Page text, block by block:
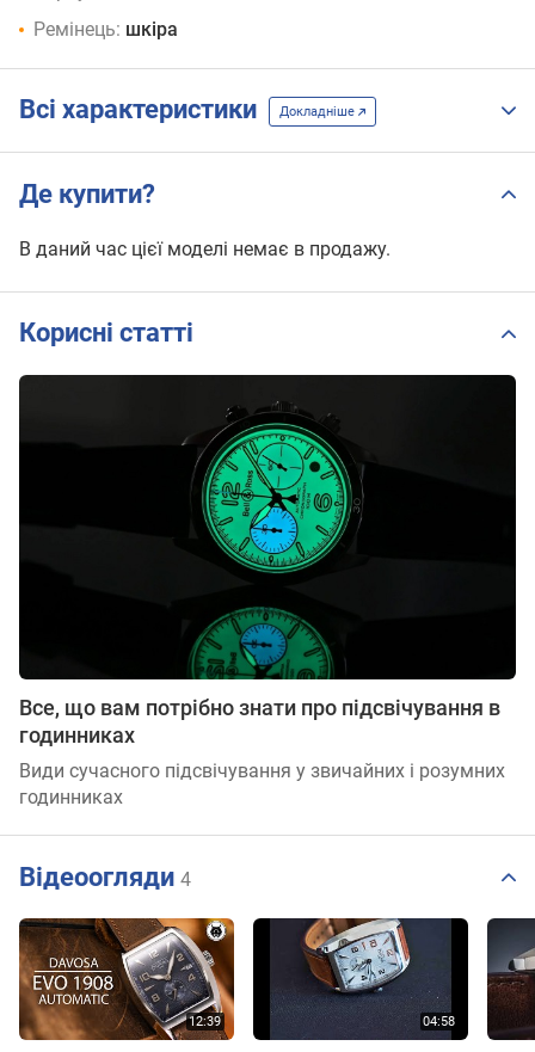
Ремінець: шкіра
Всі характеристики Докладніше
Де купити?
В даний час цієї моделі немає в продажу.
Корисні статті
Все, що вам потрібно знати про підсвічування в
годинниках
Види сучасного підсвічування у звичайних і розумних
годинниках
Відеоогляди 4